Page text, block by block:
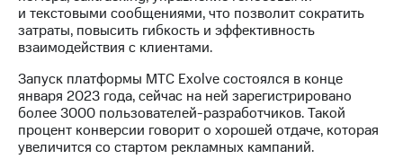
управление
Корпоративный
Раскрытие
информации
Информация
акционерам
Документы
и текстовыми сообщениями, что позволит сократить
затраты, повысить гибкость и эффективность
взаимодействия с клиентами.
Запуск платформы МТС Exolve состоялся в конце
января 2023 года, сейчас на ней зарегистрировано
более 3000 пользователей-разработчиков. Такой
процент конверсии говорит о хорошей отдаче, которая
увеличится со стартом рекламных кампаний.